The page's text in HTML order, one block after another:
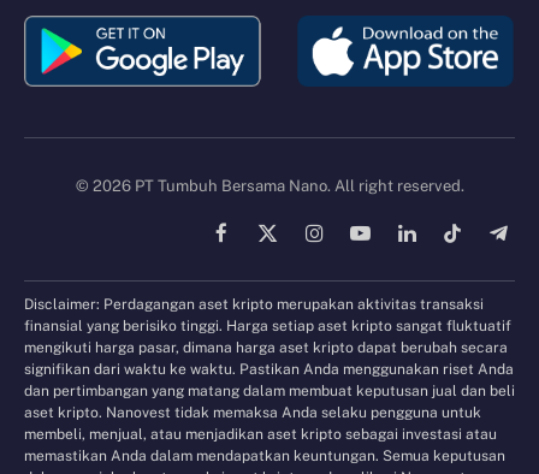
© 2026 PT Tumbuh Bersama Nano. All right reserved.
Facebook
X
InstagramYouTubeLinkedInTikTok
Disclaimer: Perdagangan aset kripto merupakan aktivitas transaksi
finansial yang berisiko tinggi. Harga setiap aset kripto sangat fluktuatif
mengikuti harga pasar, dimana harga aset kripto dapat berubah secara
signifikan dari waktu ke waktu. Pastikan Anda menggunakan riset Anda
dan pertimbangan yang matang dalam membuat keputusan jual dan beli
aset kripto. Nanovest tidak memaksa Anda selaku pengguna untuk
membeli, menjual, atau menjadikan aset kripto sebagai investasi atau
memastikan Anda dalam mendapatkan keuntungan. Semua keputusan